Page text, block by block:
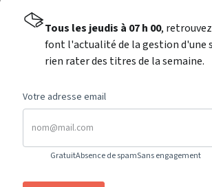
Tous les jeudis à 07 h 00,
font l'actualité de la gestion d'une
rien rater des titres de la semaine.
Votre adresse email
GratuitAbsence de spamSans engagement